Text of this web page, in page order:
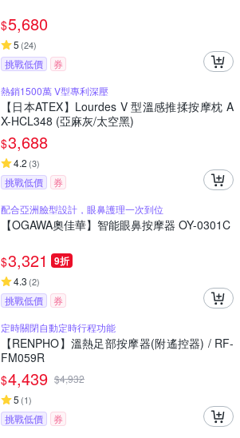
$5,680
5 (24)
挑戰低價
券
熱銷1500萬 V型專利深壓
【日本ATEX】Lourdes V 型溫感推揉按摩枕 A
X-HCL348 (亞麻灰/太空黑)
$3,688
4.2 (3)
挑戰低價
券
配合亞洲臉型設計，眼鼻護理一次到位
【OGAWA奧佳華】智能眼鼻按摩器 OY-0301C
$3,321 9折
4.3 (2)
挑戰低價
券
定時關閉自動定時行程功能
【RENPHO】溫熱足部按摩器(附遙控器) / RF-
FM059R
$4,439 $4,932
5 (1)
挑戰低價
券